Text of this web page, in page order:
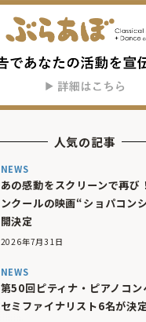
人気の記事
NEWS
あの感動をスクリーンで再
ンクールの映画“ショパコン
開決定
2026年7月31日
NEWS
第50回ピティナ・ピアノコン
セミファイナリスト6名が決